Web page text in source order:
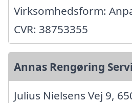
Virksomhedsform:
CVR: 38753355
Annas Rengøring
Julius Nielsens Vej 9,